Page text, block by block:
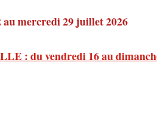
mercredi 29 juillet 2026
: du vendredi 16 au